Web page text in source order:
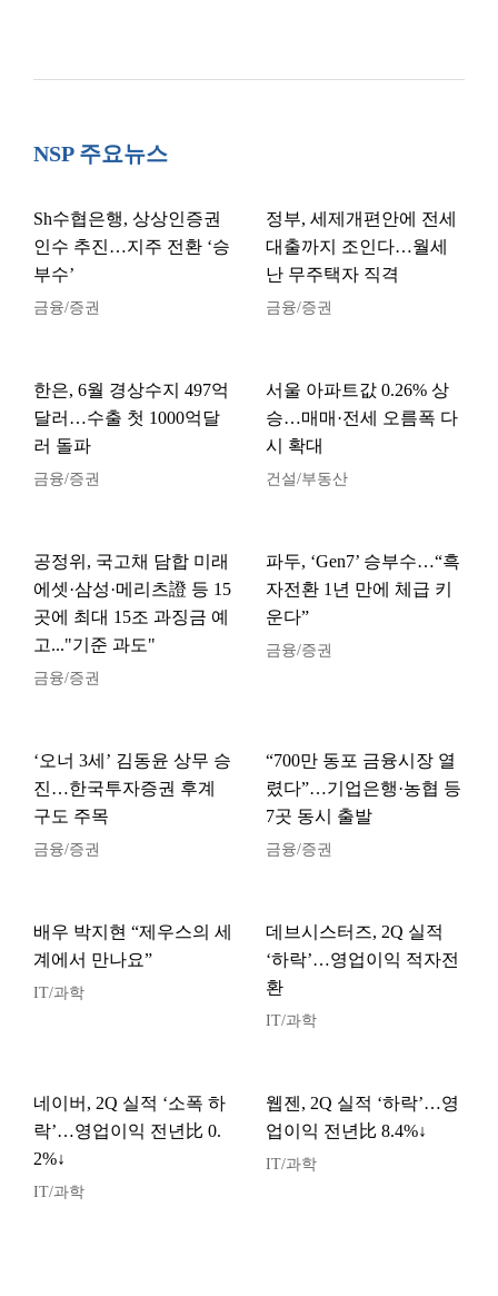
NSP 주요뉴스
Sh수협은행, 상상인증권
인수 추진…지주 전환 ‘승
부수’
금융/증권
정부, 세제개편안에 전세
대출까지 조인다…월세
난 무주택자 직격
금융/증권
한은, 6월 경상수지 497억
달러…수출 첫 1000억달
러 돌파
금융/증권
서울 아파트값 0.26% 상
승…매매·전세 오름폭 다
시 확대
건설/부동산
공정위, 국고채 담합 미래
에셋·삼성·메리츠證 등 15
곳에 최대 15조 과징금 예
고..."기준 과도"
금융/증권
파두, ‘Gen7’ 승부수…“흑
자전환 1년 만에 체급 키
운다”
금융/증권
‘오너 3세’ 김동윤 상무 승
진…한국투자증권 후계
구도 주목
금융/증권
“700만 동포 금융시장 열
렸다”…기업은행·농협 등
7곳 동시 출발
금융/증권
배우 박지현 “제우스의 세
계에서 만나요”
IT/과학
데브시스터즈, 2Q 실적
‘하락’…영업이익 적자전
환
IT/과학
네이버, 2Q 실적 ‘소폭 하
락’…영업이익 전년比 0.
2%↓
IT/과학
웹젠, 2Q 실적 ‘하락’…영
업이익 전년比 8.4%↓
IT/과학